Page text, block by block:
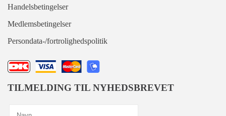
Handelsbetingelser
Medlemsbetingelser
Persondata-/fortrolighedspolitik
TILMELDING TIL NYHEDSBREVET